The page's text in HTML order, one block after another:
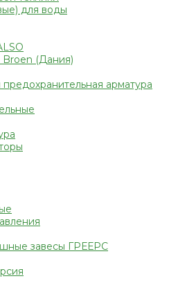
для воды
(Дания)
арматура
завесы ГРЕЕРС